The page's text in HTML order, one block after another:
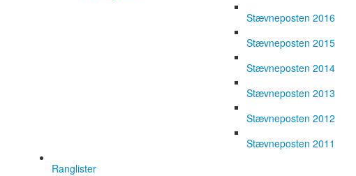
Stævneposten 2016
Stævneposten 2015
Stævneposten 2014
Stævneposten 2013
Stævneposten 2012
Stævneposten 2011
Ranglister